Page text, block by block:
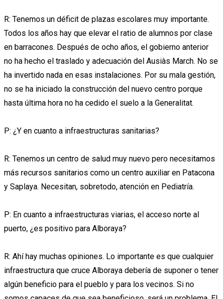
R: Tenemos un déficit de plazas escolares muy importante.
Todos los años hay que elevar el ratio de alumnos por clase
en barracones. Después de ocho años, el gobierno anterior
no ha hecho el traslado y adecuación del Ausiàs March. No se
ha invertido nada en esas instalaciones. Por su mala gestión,
no se ha iniciado la construcción del nuevo centro porque
hasta última hora no ha cedido el suelo a la Generalitat.
P: ¿Y en cuanto a infraestructuras sanitarias?
R: Tenemos un centro de salud muy nuevo pero necesitamos
más recursos sanitarios como un centro auxiliar en Patacona
y Saplaya. Necesitan, sobretodo, atención en Pediatría.
P: En cuanto a infraestructuras viarias, el acceso norte al
puerto, ¿es positivo para Alboraya?
R: Ahí hay muchas opiniones. Lo importante es que cualquier
infraestructura que cruce Alboraya debería de suponer o tener
algún beneficio para el pueblo y para los vecinos. Si no